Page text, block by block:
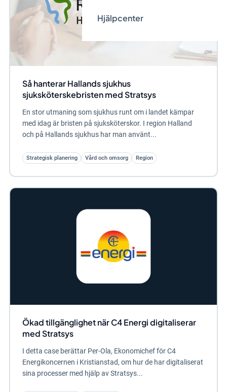
Hjälpcenter
Så hanterar Hallands sjukhus
sjuksköterskebristen med Stratsys
En stor utmaning som sjukhus runt om i landet kämpar
med idag är bristen på sjuksköterskor. I region Halland
och på Hallands sjukhus har man använt...
Strategisk planering Vård och omsorg Region
Ökad tillgänglighet när C4 Energi digitaliserar
med Stratsys
I detta case berättar Per-Ola, Ekonomichef för C4
Energikoncernen i Kristianstad, om hur de har digitaliserat
sina processer med hjälp av Stratsys...